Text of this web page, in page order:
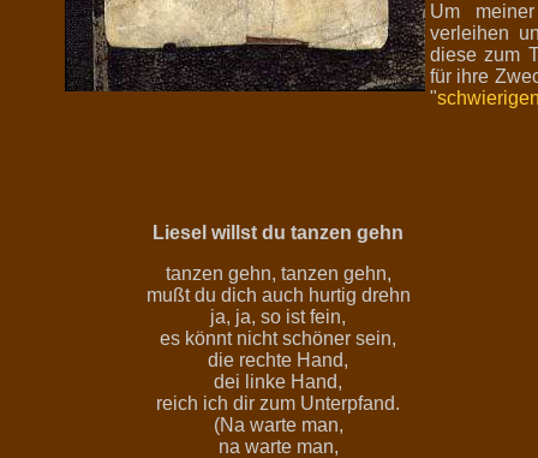
Um
verleihen
diese zum
für ihre
"
Liesel willst du tanzen gehn
tanzen gehn, tanzen gehn,
mußt du dich auch hurtig drehn
ja, ja, so ist fein,
es könnt nicht schöner sein,
die rechte Hand,
dei linke Hand,
reich ich dir zum Unterpfand.
(Na warte man,
na warte man,